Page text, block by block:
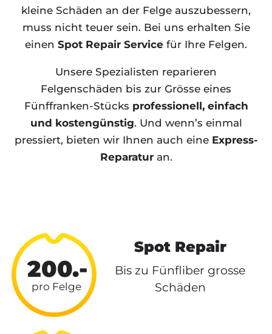
kleine Schäden an der Felge auszubessern,
muss nicht teuer sein. Bei uns erhalten Sie
einen Spot Repair Service für Ihre Felgen.
Unsere Spezialisten reparieren
Felgenschäden bis zur Grösse eines
Fünffranken-Stücks professionell, einfach
und kostengünstig. Und wenn’s einmal
pressiert, bieten wir Ihnen auch eine Express-
Reparaturan.
200.-
Spot Repair
Bis zu Fünfliber grosse
Schäden